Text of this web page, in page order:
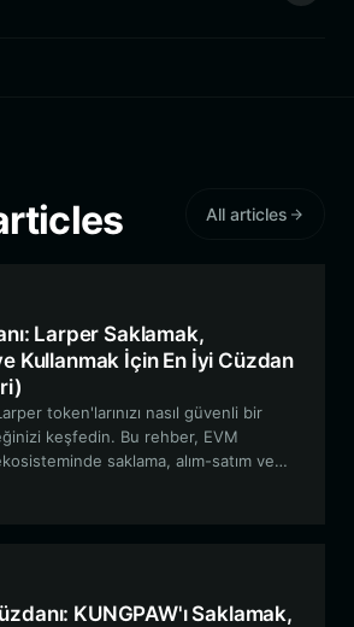
All articles
Larper Saklamak,
Kullanmak İçin En İyi Cüzdan
token'larınızı nasıl güvenli bir
keşfedin. Bu rehber, EVM
saklama, alım-satım ve
incelemektedir.
KUNGPAW'ı Saklamak,